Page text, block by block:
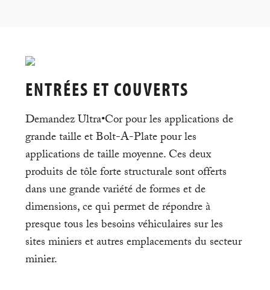
ENTRÉES ET COUVERTS
Demandez Ultra•Cor pour les applications de
grande taille et Bolt-A-Plate pour les
applications de taille moyenne. Ces deux
produits de tôle forte structurale sont offerts
dans une grande variété de formes et de
dimensions, ce qui permet de répondre à
presque tous les besoins véhiculaires sur les
sites miniers et autres emplacements du secteur
minier.